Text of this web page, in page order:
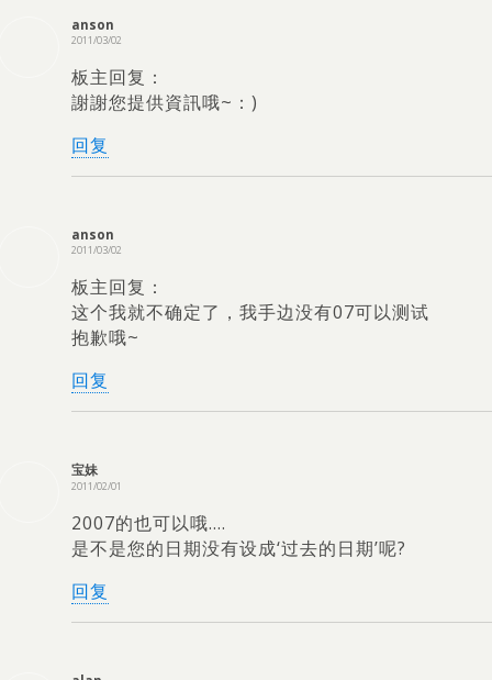
anson
2011/03/02
板主回复：
謝謝您提供資訊哦~ ：)
回复
anson
2011/03/02
板主回复：
这个我就不确定了，我手边没有07可以测试
抱歉哦~
回复
宝妹
2011/02/01
2007的也可以哦….
是不是您的日期没有设成‘过去的日期’呢?
回复